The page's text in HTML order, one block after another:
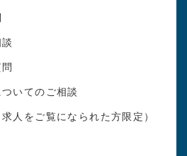
いてのご相談
人をご覧になられた方限定）